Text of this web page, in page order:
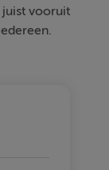
juist vooruit